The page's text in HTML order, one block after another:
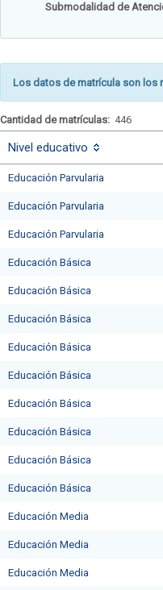
Submodalidad de
Los datos de matrícula son los
Cantidad de matrículas: 446
Nivel educativo
Educación Parvularia
Educación Parvularia
Educación Parvularia
Educación Básica
Educación Básica
Educación Básica
Educación Básica
Educación Básica
Educación Básica
Educación Básica
Educación Básica
Educación Básica
Educación Media
Educación Media
Educación Media